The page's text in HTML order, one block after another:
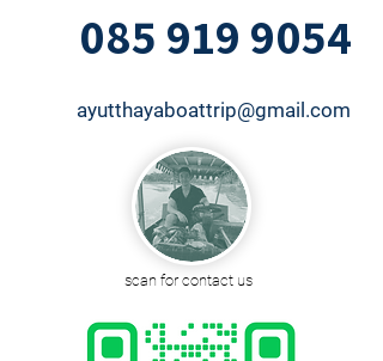
085 919 9054
ayutthayaboattrip@gmail.com
scan for contact us